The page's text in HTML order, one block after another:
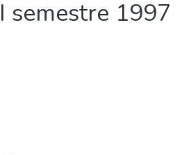
I semestre 1997